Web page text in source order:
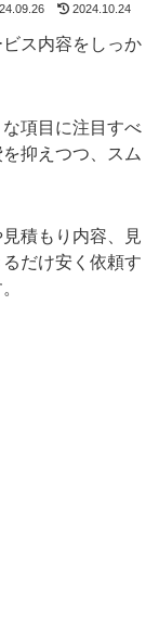
2024.10.24
ス内容をしっか
項目に注目すべ
抑えつつ、スム
積もり内容、見
だけ安く依頼す